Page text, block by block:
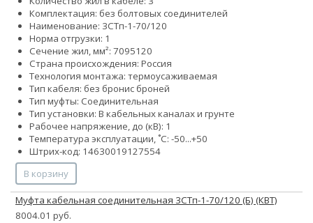
Комплектация: без болтовых соединителей
Наименование: 3СТп-1-70/120
Норма отгрузки: 1
Сечение жил, мм²: 7095120
Страна происхождения: Россия
Технология монтажа: термоусаживаемая
Тип кабеля: без бронис броней
Тип муфты: Соединительная
Тип установки: В кабельных каналах и грунте
Рабочее напряжение, до (кВ): 1
Температура эксплуатации, ˚С: -50...+50
Штрих-код: 14630019127554
В корзину
Муфта кабельная соединительная 3СТп-1-70/120 (Б) (КВТ)
8004.01 руб.